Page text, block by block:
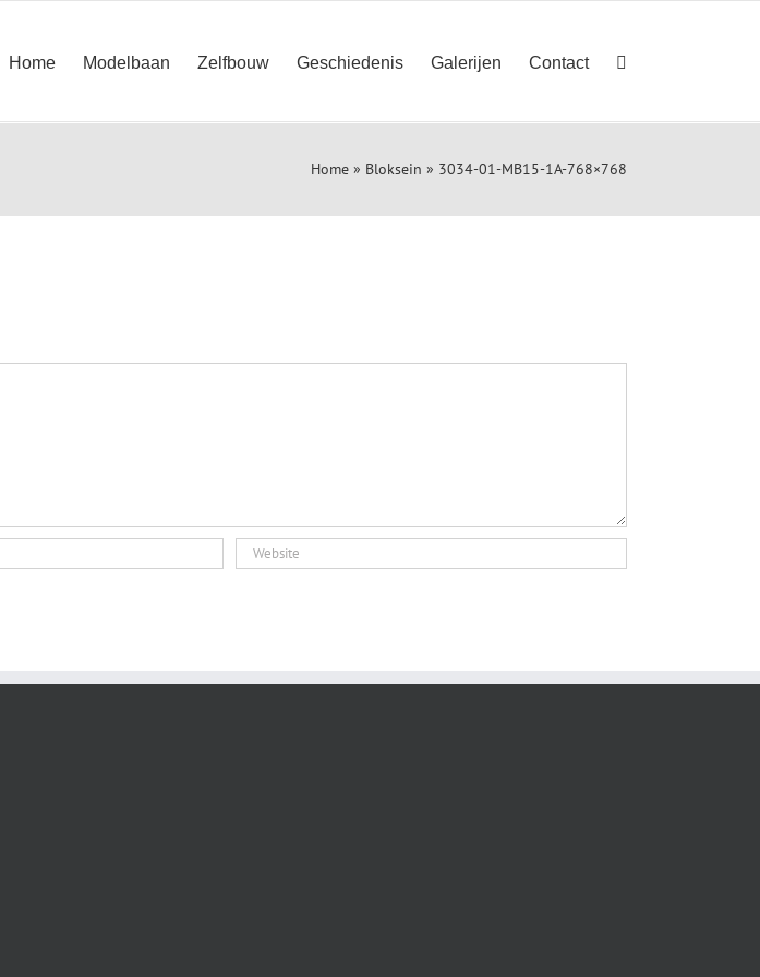
Home Modelbaan Zelfbouw Geschiedenis Galerijen Contact
Home » Bloksein » 3034-01-MB15-1A-768×768